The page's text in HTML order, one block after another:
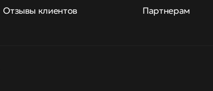
Отзывы клиентов
Партнерам